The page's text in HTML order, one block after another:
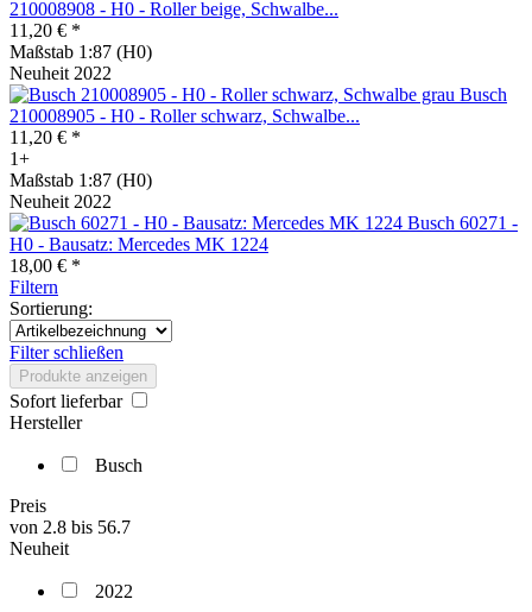
210008908 - H0 - Roller beige, Schwalbe...
11,20 € *
Maßstab 1:87 (H0)
Neuheit 2022
Busch
210008905 - H0 - Roller schwarz, Schwalbe...
11,20 € *
1+
Maßstab 1:87 (H0)
Neuheit 2022
Busch 60271 -
H0 - Bausatz: Mercedes MK 1224
18,00 € *
Filtern
Sortierung:
Filter schließen
Produkte anzeigen
Sofort lieferbar
Hersteller
Busch
Preis
von 2.8 bis 56.7
Neuheit
2022